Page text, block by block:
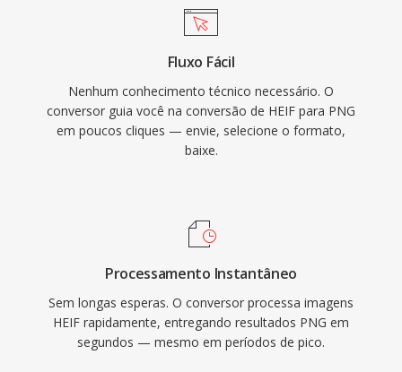
Fluxo Fácil
Nenhum conhecimento técnico necessário. O
conversor guia você na conversão de HEIF para PNG
em poucos cliques — envie, selecione o formato,
baixe.
Processamento Instantâneo
Sem longas esperas. O conversor processa imagens
HEIF rapidamente, entregando resultados PNG em
segundos — mesmo em períodos de pico.